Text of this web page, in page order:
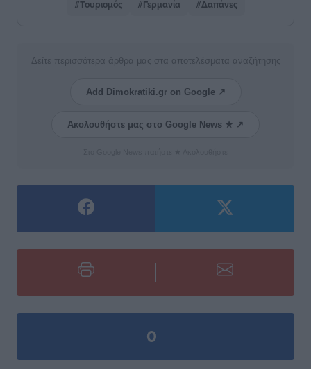
#Τουρισμός #Γερμανία #Δαπάνες
Δείτε περισσότερα άρθρα μας στα αποτελέσματα αναζήτησης
Add Dimokratiki.gr on Google ↗
Ακολουθήστε μας στο Google News ★ ↗
0